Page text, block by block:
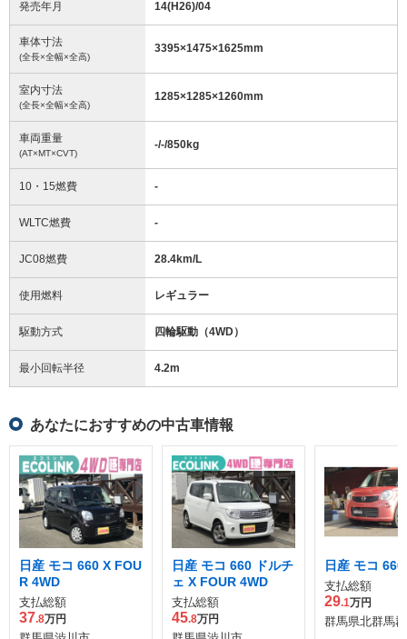
発売年月 14(H26)/04
車体寸法
(全長×全幅×全高)
3395×1475×1625mm
室内寸法
(全長×全幅×全高)
1285×1285×1260mm
車両重量
(AT×MT×CVT)
-/-/850kg
10・15燃費 -
WLTC燃費 -
JC08燃費 28.4km/L
使用燃料 レギュラー
駆動方式 四輪駆動（4WD）
最小回転半径 4.2m
あなたにおすすめの中古車情報
日産 モコ 660 X FOU
R 4WD
支払総額
37.8万円
日産 モコ 660 ドルチ
ェ X FOUR 4WD
支払総額
45.8万円
日産 モコ 660
支払総額
29.1万円
群馬県北群馬